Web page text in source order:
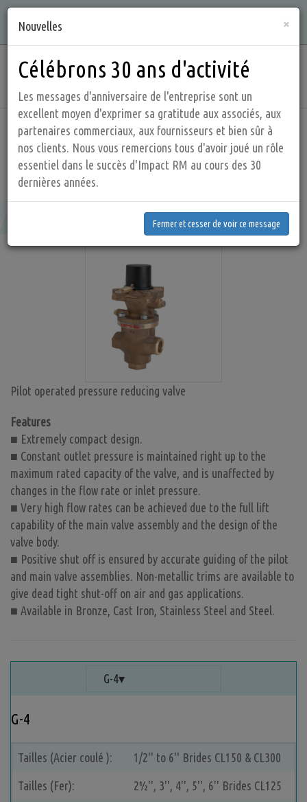
Aller
contenu
principal
Accueil Produits Valves de sécurité et de contrôle
CASH - Valves de Régulation de la Pression Type G-4
Type G-4
Pilot operated pressure reducing valve
Features
■ Extremely compact design.
■ Constant outlet pressure is maintained right up to the
maximum rated capacity of the valve, and is unaffected by
changes in the flow rate or inlet pressure.
■ Very high flow rates can be achieved due to the full lift
capability of the main valve assembly and the design of the
valve body.
■ Positive shut off is ensured by accurate guiding of the pilot
and main valve assemblies. Non-metallic trims are available to
give dead tight shut-off on air and gas applications.
■ Available in Bronze, Cast Iron, Stainless Steel and Steel.
G-4
G-4
Tailles (Acier coulé ): 1/2'' to 6'' Brides CL150 & CL300
Tailles (Fer): 2½'', 3'', 4'', 5'', 6'' Brides CL125
×
Nouvelles
Célébrons 30 ans d'activité
Les messages d'anniversaire de l'entreprise sont un
excellent moyen d'exprimer sa gratitude aux associés, aux
partenaires commerciaux, aux fournisseurs et bien sûr à
nos clients. Nous vous remercions tous d'avoir joué un rôle
essentiel dans le succès d'Impact RM au cours des 30
dernières années.
Fermer et cesser de voir ce message